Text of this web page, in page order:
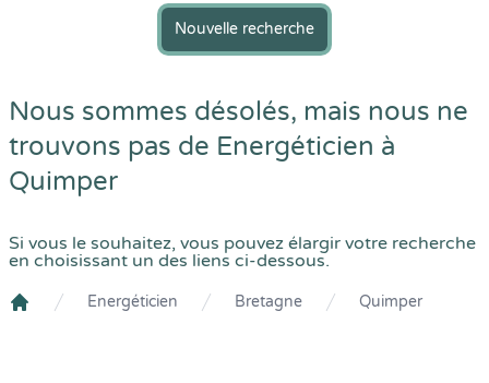
Nouvelle recherche
Nous sommes désolés, mais nous ne
trouvons pas de Energéticien à
Quimper
Si vous le souhaitez, vous pouvez élargir votre recherche
en choisissant un des liens ci-dessous.
Energéticien Bretagne Quimper